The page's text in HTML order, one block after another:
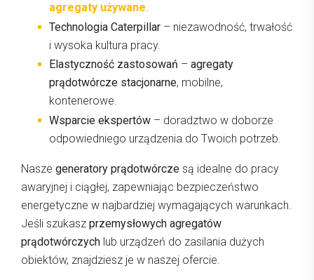
agregaty używane.
Technologia Caterpillar – niezawodność, trwałość
i wysoka kultura pracy.
Elastyczność zastosowań – agregaty
prądotwórcze stacjonarne, mobilne,
kontenerowe.
Wsparcie ekspertów – doradztwo w doborze
odpowiedniego urządzenia do Twoich potrzeb.
Nasze generatory prądotwórcze są idealne do pracy
awaryjnej i ciągłej, zapewniając bezpieczeństwo
energetyczne w najbardziej wymagających warunkach.
Jeśli szukasz przemysłowych agregatów
prądotwórczych lub urządzeń do zasilania dużych
obiektów, znajdziesz je w naszej ofercie.